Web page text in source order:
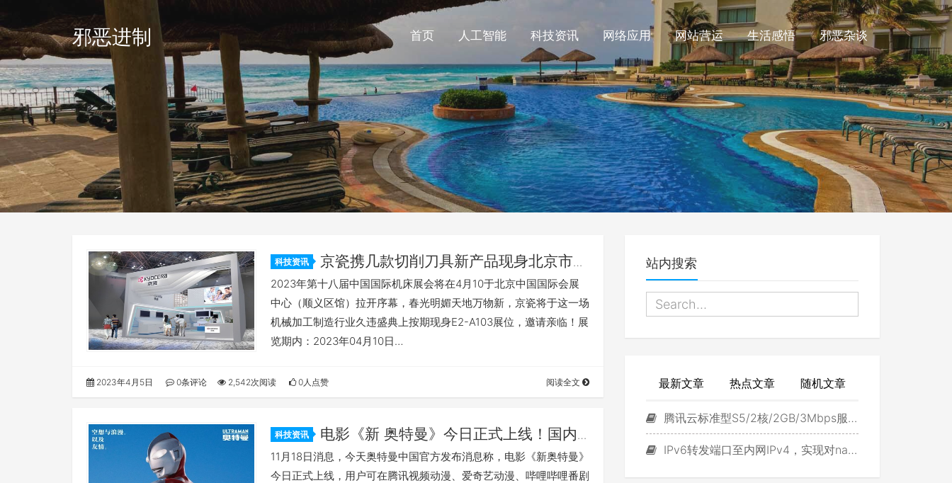
邪恶进制 首页 人工智能 科技资讯 网络应用 网站营运 生活感悟 邪恶杂谈
科技资讯
京瓷携几款切削刀具新产品现身北京市
CIMT2023
2023年第十八届中国国际机床展会将在4月10于北京中国国际会展
中心（顺义区馆）拉开序幕，春光明媚天地万物新，京瓷将于这一场
机械加工制造行业久违盛典上按期现身E2-A103展位，邀请亲临！展
览期内：2023年04月10日…
2023年4月5日 0条评论 2,542次阅读 0人点赞 阅读全文
科技资讯
电影《新 奥特曼》今日正式上线！国内
多款视频平台可付费观看
11月18日消息，今天奥特曼中国官方发布消息称，电影《新奥特曼》
今日正式上线，用户可在腾讯视频动漫、爱奇艺动漫、哔哩哔哩番剧
站内搜索
最新文章 热点文章 随机文章
腾讯云标准型S5/2核/2GB/3Mbps服务器试用
IPv6转发端口至内网IPv4，实现对navidrome直接访问